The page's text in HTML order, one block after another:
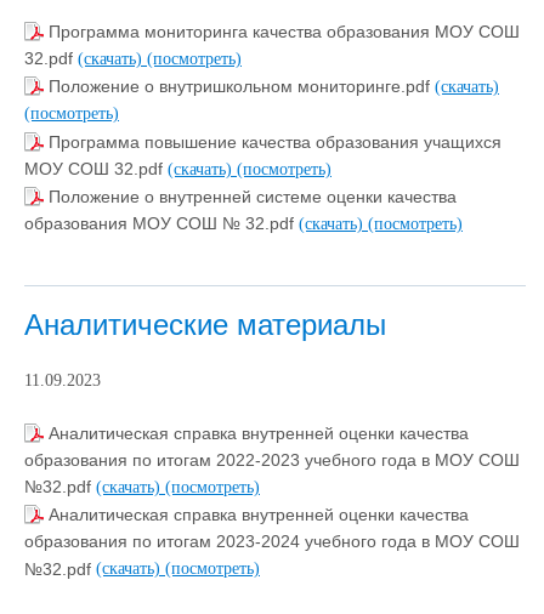
Программа мониторинга качества образования МОУ СОШ
32.pdf (скачать) (посмотреть)
Положение о внутришкольном мониторинге.pdf (скачать)
(посмотреть)
Программа повышение качества образования учащихся
МОУ СОШ 32.pdf (скачать) (посмотреть)
Положение о внутренней системе оценки качества
образования МОУ СОШ № 32.pdf (скачать) (посмотреть)
Аналитические материалы
11.09.2023
Аналитическая справка внутренней оценки качества
образования по итогам 2022-2023 учебного года в МОУ СОШ
№32.pdf (скачать) (посмотреть)
Аналитическая справка внутренней оценки качества
образования по итогам 2023-2024 учебного года в МОУ СОШ
№32.pdf (скачать) (посмотреть)